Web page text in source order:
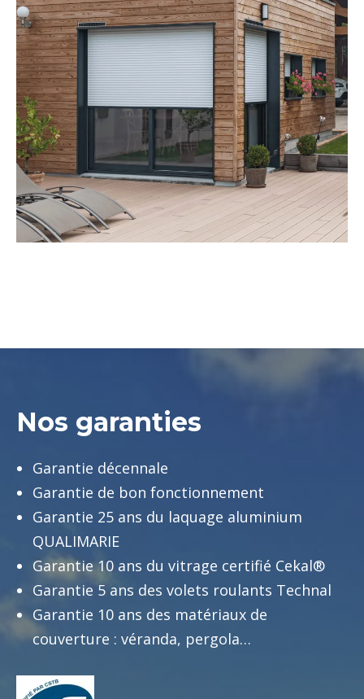
Nos garanties
Garantie décennale
Garantie de bon fonctionnement
Garantie 25 ans du laquage aluminium
QUALIMARIE
Garantie 10 ans du vitrage certifié Cekal®
Garantie 5 ans des volets roulants Technal
Garantie 10 ans des matériaux de
couverture : véranda, pergola…